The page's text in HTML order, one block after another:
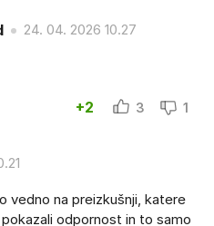
24. 04. 2026 10.27
+2 3 1
vedno na preizkušnji, katere
odpornost in to samo